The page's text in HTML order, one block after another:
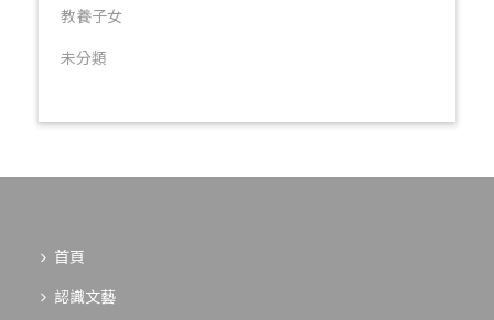
教養子女
未分類
首頁
認識文藝